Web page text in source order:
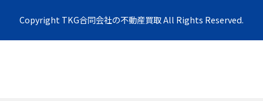
Copyright TKG合同会社の不動産買取 All Rights Reserved.